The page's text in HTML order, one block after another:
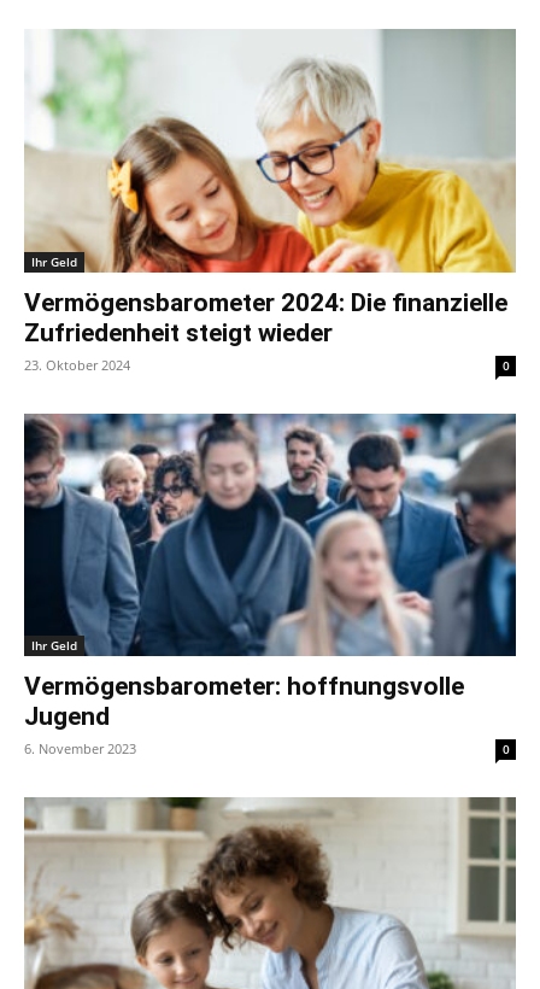
Ihr Geld
Vermögensbarometer 2024: Die finanzielle
Zufriedenheit steigt wieder
23. Oktober 2024 0
Ihr Geld
Vermögensbarometer: hoffnungsvolle
Jugend
6. November 2023 0